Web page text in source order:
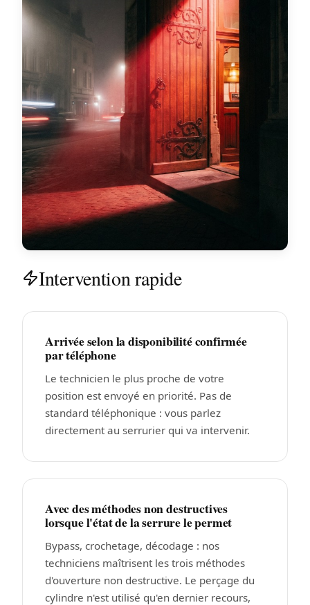
Intervention rapide
Arrivée selon la disponibilité confirmée
par téléphone
Le technicien le plus proche de votre
position est envoyé en priorité. Pas de
standard téléphonique : vous parlez
directement au serrurier qui va intervenir.
Avec des méthodes non destructives
lorsque l'état de la serrure le permet
Bypass, crochetage, décodage : nos
techniciens maîtrisent les trois méthodes
d'ouverture non destructive. Le perçage du
cylindre n'est utilisé qu'en dernier recours,